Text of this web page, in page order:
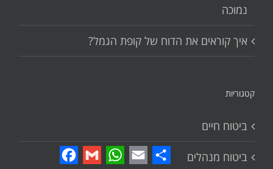
נמוכה
איך קוראים את הדוח של קופת הגמל?
קטגוריות
ביטוח חיים
ביטוח מנהלים FacebookGmail
WhatsAppEmailShare